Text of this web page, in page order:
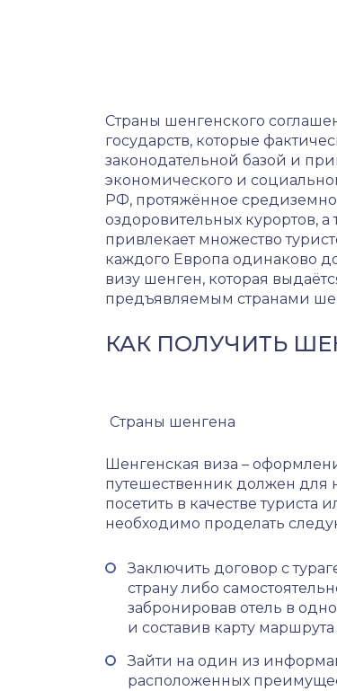
Страны шенгенского
государств, которые
законодательной базой и
экономического и
РФ, протяжённое
оздоровительных курортов, а
привлекает множество
каждого Европа одинаково
визу шенген, которая
предъявляемым странами
КАК ПОЛУЧИТЬ
Страны шенгена
Шенгенская виза –
путешественник должен для
посетить в качестве
необходимо проделать
Заключить договор с
страну либо
забронировав отель в
и составив карту
Зайти на один из
расположенных